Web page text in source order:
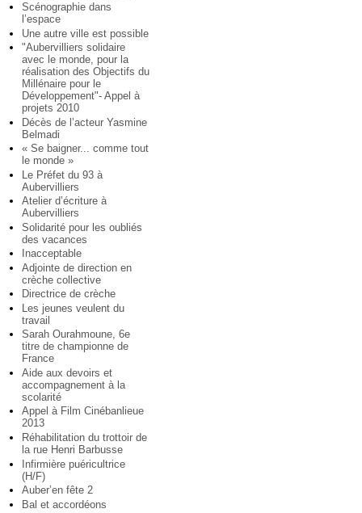
Scénographie dans
l’espace
Une autre ville est possible
"Aubervilliers solidaire
avec le monde, pour la
réalisation des Objectifs du
Millénaire pour le
Développement"- Appel à
projets 2010
Décès de l’acteur Yasmine
Belmadi
« Se baigner... comme tout
le monde »
Le Préfet du 93 à
Aubervilliers
Atelier d’écriture à
Aubervilliers
Solidarité pour les oubliés
des vacances
Inacceptable
Adjointe de direction en
crèche collective
Directrice de crèche
Les jeunes veulent du
travail
Sarah Ourahmoune, 6e
titre de championne de
France
Aide aux devoirs et
accompagnement à la
scolarité
Appel à Film Cinébanlieue
2013
Réhabilitation du trottoir de
la rue Henri Barbusse
Infirmière puéricultrice
(H/F)
Auber’en fête 2
Bal et accordéons